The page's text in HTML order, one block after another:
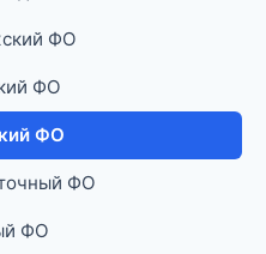
ФО
ФО
ФО
ФО
ФО